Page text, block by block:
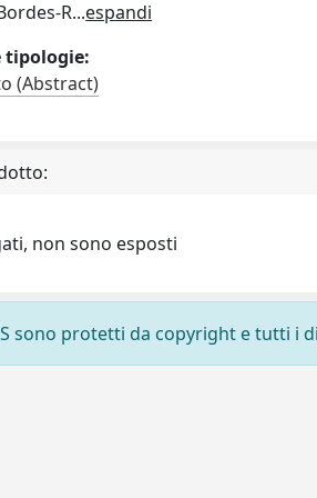
R...espandi
tipologie:
(Abstract)
non sono esposti
sono protetti da copyright e tutti i